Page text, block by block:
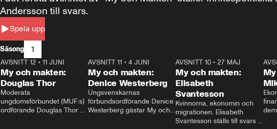
Spela upp
Andersson till svars.
Säsong 1
26:27
AVSNITT 12 • 11 JUNI
My och makten:
Douglas Thor
Moderata
ungdomsförbundet (MUF:s)
ordförande Douglas Thor
23:40
AVSNITT 11 •4 JUNI
My och makten:
Denice Westerberg
Ungsvenskarnas
förbundsordförande Denice
Westerberg gästar My och
AVSNITT 10 •27 MAJ
My och makten:
Elisabeth
Svantesson
Kvinnorna, ekonomin och
migrationen. Elisabeth
Svantesson ställs till svars